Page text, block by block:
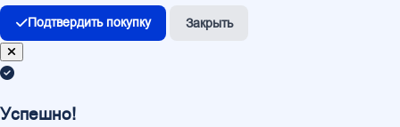
Подтвердить покупку Закрыть
Успешно!